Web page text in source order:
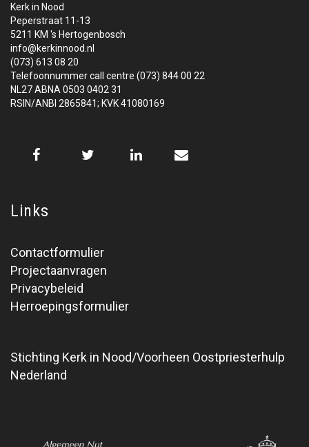
Kerk in Nood
Peperstraat 11-13
5211 KM 's Hertogenbosch
info@kerkinnood.nl
(073) 613 08 20
Telefoonnummer call centre (073) 844 00 22
NL27 ABNA 0503 0402 31
RSIN/ANBI 2865841; KVK 41080169
Links
Contactformulier
Projectaanvragen
Privacybeleid
Herroepingsformulier
Stichting Kerk in Nood/Voorheen Oostpriesterhulp
Nederland